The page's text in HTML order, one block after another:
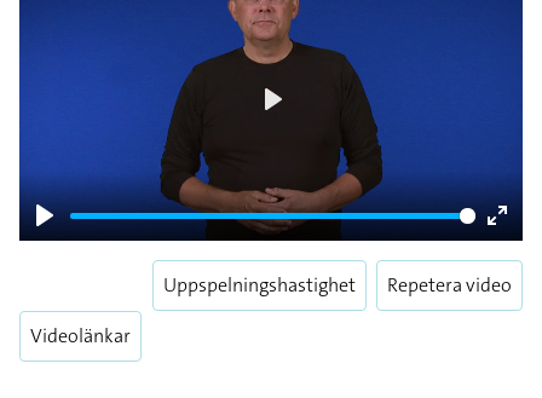
Play
Enter
Videolänkar
Uppspelningshastighet Repetera video